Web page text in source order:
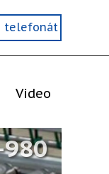
telefonát
Video
980